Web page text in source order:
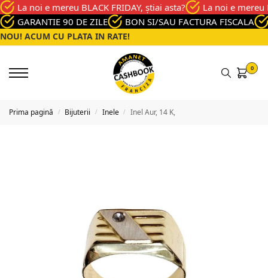
La noi e mereu BLACK FRIDAY, știai asta?
La noi e mereu
GARANTIE 90 DE ZILE
BON SI/SAU FACTURA FISCALA
NOU! ACUM CU PLATA IN RATE!
0
Prima pagină / Bijuterii / Inele / Inel Aur, 14 K,